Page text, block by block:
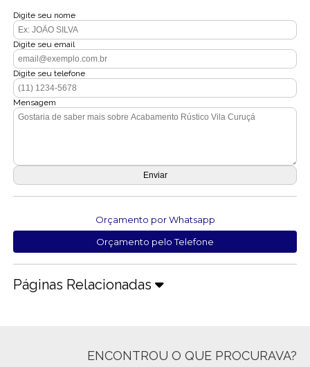
Digite seu nome
Digite seu email
Digite seu telefone
Mensagem
Orçamento por Whatsapp
Orçamento pelo Telefone
Páginas Relacionadas
ENCONTROU O QUE PROCURAVA?